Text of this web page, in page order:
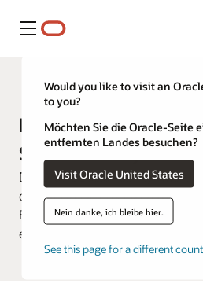
Menü
Would you like to visit an
to you?
Möchten Sie die Oracle-Seite
entfernten Landes besuchen?
Visit Oracle United States
Nein danke, ich bleibe hier.
See this page for a different
Kundenauszeichnungen
Frühere Gewinner
Sustainability Awards
Die Oracle Sustainability Awards
die mit Oracle Lösungen
Betriebsabläufe integrieren, ihre
erreichen und eine nachhaltigere